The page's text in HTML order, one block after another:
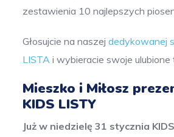
zestawienia 10 najlepszych
Głosujcie na naszejdedykowanej
LISTA i wybieracie swoje ulubione
Mieszko i Miłosz
KIDS LISTY
Już w niedzielę 31 stycznia